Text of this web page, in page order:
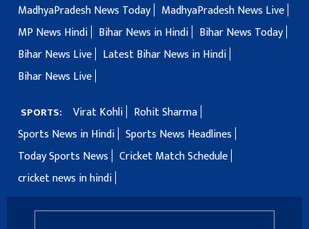
MadhyaPradesh News Today
MadhyaPradesh News Live
MP News Hindi
Bihar News in Hindi
Bihar News Today
Bihar News Live
Latest Bihar News in Hindi
Bihar News Live
SPORTS: Virat Kohli
Rohit Sharma
Sports News in Hindi Sports News Headlines
Today Sports News
Cricket Match Schedule
cricket news in hindi